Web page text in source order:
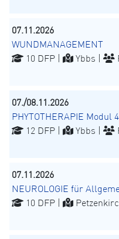
07.11.2026
WUNDMANAGEMENT
10 DFP |
Ybbs |
07./08.11.2026
PHYTOTHERAPIE Modul
12 DFP |
Ybbs |
07.11.2026
NEUROLOGIE für
10 DFP |